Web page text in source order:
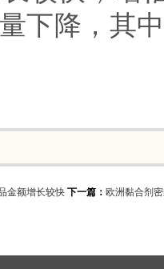
下降，其
金额增长较快 下一篇： 欧洲黏合剂